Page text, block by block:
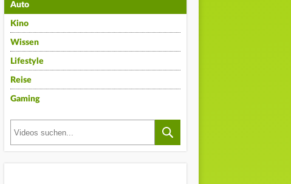
Auto
Kino
Wissen
Lifestyle
Reise
Gaming